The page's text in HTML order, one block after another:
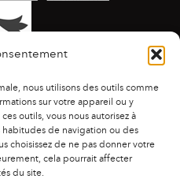
nous utilisons des outils comme
sur votre appareil ou y
outils, vous nous autorisez à
de navigation ou des
choisissez de ne pas donner votre
cela pourrait affecter
du site.
| ASSOCIATIONS
|
ESPACE PRESSE